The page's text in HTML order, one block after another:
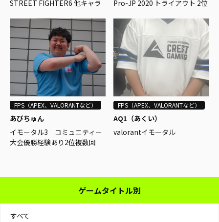
ALGS Year3 Split2 PLQ - 3位
ALGS proleague - 22位
コミュニティ大会：
STREET FIGHTER6 他キャラ
Pro-JP 2020 トライアウト 2位
FGC Arcade PlayStation Tour
naments: サマーコミュニティ
シリーズ ストリートファイタ
ー5優勝
evo2022 17位タイ
第4回 TOKYO METRO CUP デ
ュオ部門 5位タイ
Fighters Crossover 全国大会
#01 最終予選 優勝
（コーチ）
FPS（APEX、VALORANTなど）
あびちゅん
イモータル3 コミュニティー
大会優勝経験あり2位複数回
FPS（APEX、VALORANTなど）
AQ1（あくい）
valorantイモータル
ゲームタイトル別
すべて